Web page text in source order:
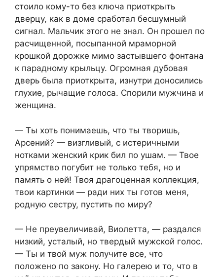
стоило кому-то без ключа приоткрыть
дверцу, как в доме сработал бесшумный
сигнал. Мальчик этого не знал. Он прошел по
расчищенной, посыпанной мраморной
крошкой дорожке мимо застывшего фонтана
к парадному крыльцу. Огромная дубовая
дверь была приоткрыта, изнутри доносились
глухие, рычащие голоса. Спорили мужчина и
женщина.
— Ты хоть понимаешь, что ты творишь,
Арсений? — визгливый, с истеричными
нотками женский крик бил по ушам. — Твое
упрямство погубит не только тебя, но и
память о ней! Твоя драгоценная коллекция,
твои картинки — ради них ты готов меня,
родную сестру, пустить по миру?
— Не преувеличивай, Виолетта, — раздался
низкий, усталый, но твердый мужской голос.
— Ты и твой муж получите все, что
положено по закону. Но галерею и то, что в